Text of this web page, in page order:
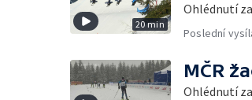
20 min
Ohlédnutí
Poslední
MČR
Ohlédnutí